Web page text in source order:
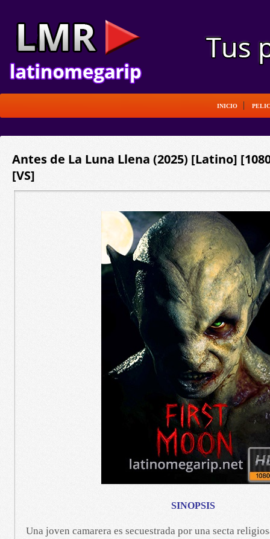
INICIO
Antes de La Luna Llena (2025) [Latino]
[VS]
SINOPSIS
Una joven camarera es secuestrada por una secta